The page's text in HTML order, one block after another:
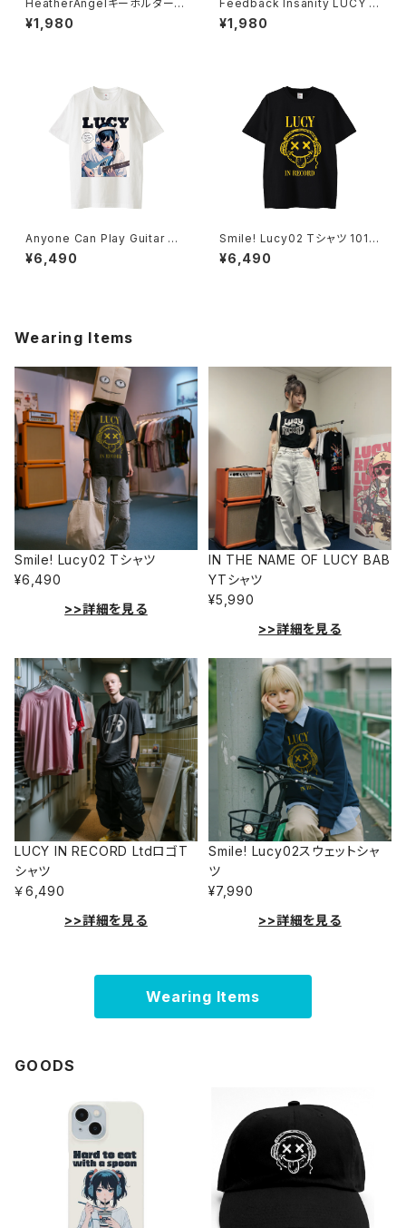
HeatherAngelキーホルダー 1
017-240218049
¥1,980
Feedback Insanity LUCY Lt
dキーホルダー 1017-240218
026
¥1,980
Anyone Can Play Guitar T
シャツ 1014-230221299
¥6,490
Smile! Lucy02 Tシャツ 1014
-230221297
¥6,490
Wearing Items
Smile! Lucy02 Tシャツ
¥6,490
>>詳細を見る
IN THE NAME OF LUCY BAB
YTシャツ
¥5,990
>>詳細を見る
LUCY IN RECORD LtdロゴT
シャツ
￥6,490
>>詳細を見る
Smile! Lucy02スウェットシャ
ツ
¥7,990
>>詳細を見る
Wearing Items
GOODS